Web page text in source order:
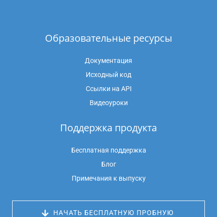
Образовательные ресурсы
Документация
Исходный код
Ссылки на API
Видеоуроки
Поддержка продукта
Бесплатная поддержка
Блог
Примечания к выпуску
НАЧАТЬ БЕСПЛАТНУЮ ПРОБНУЮ